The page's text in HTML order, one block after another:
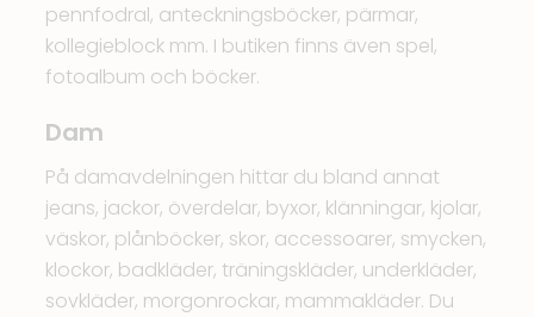
pennfodral, anteckningsböcker, pärmar,
kollegieblock mm. I butiken finns även spel,
fotoalbum och böcker.
Dam
På damavdelningen hittar du bland annat
jeans, jackor, överdelar, byxor, klänningar, kjolar,
väskor, plånböcker, skor, accessoarer, smycken,
klockor, badkläder, träningskläder, underkläder,
sovkläder, morgonrockar, mammakläder. Du